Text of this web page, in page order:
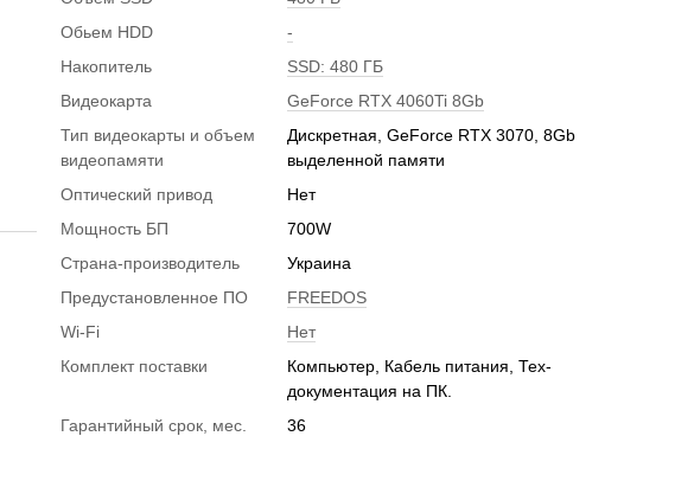
Обьем HDD
-
Накопитель
SSD: 480 ГБ
Видеокарта
GeForce RTX 4060Ti 8Gb
Тип видеокарты и объем
видеопамяти
Дискретная, GeForce RTX 3070, 8Gb
выделенной памяти
Оптический привод
Нет
Мощность БП
700W
Страна-производитель
Украина
Предустановленное ПО
FREEDOS
Wi-Fi
Нет
Комплект поставки
Компьютер, Кабель питания, Тех-
документация на ПК.
Гарантийный срок, мес.
36